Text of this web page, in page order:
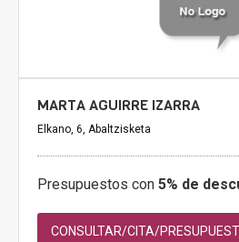
MARTA AGUIRRE IZARRA
Elkano, 6, Abaltzisketa
Presupuestos con 5% de
CONSULTAR/CITA/